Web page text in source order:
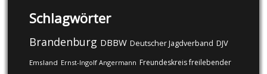
Schlagwörter
Brandenburg DBBW Deutscher Jagdverband DJV
Emsland Ernst-Ingolf Angermann Freundeskreis freilebender